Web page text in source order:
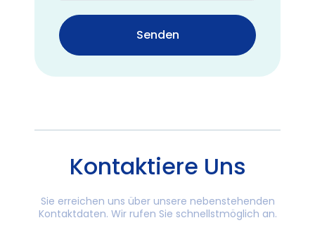
Senden
Kontaktiere Uns
Sie erreichen uns über unsere nebenstehenden
Kontaktdaten. Wir rufen Sie schnellstmöglich an.